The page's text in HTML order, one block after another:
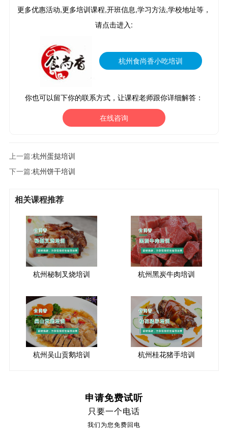
更多优惠活动,更多培训课程,开班信息,学习方法,学校地址等，
请点击进入:
杭州食尚香小吃培训
你也可以留下你的联系方式，让课程老师跟你详细解答：
在线咨询
上一篇:杭州蛋挞培训
下一篇:杭州饼干培训
相关课程推荐
杭州秘制叉烧培训 杭州黑炭牛肉培训
杭州吴山贡鹅培训 杭州桂花猪手培训
申请免费试听
只要一个电话
我们为您免费回电